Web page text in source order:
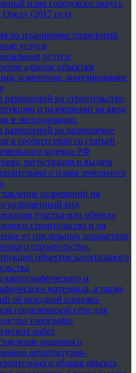
план городского округа
Орел» (2017 год)
по планировке территорий
услуги
услуги
адресов объектам
изменение, аннулирование
разрешений на строительство,
и разрешений на ввод
в эксплуатацию.
разрешений на размещение
в соответствии со статьей
кодекса РФ
регистрация и выдача
плана земельного
разрешений на
разрешенный вид
участка или объекта
строительства и на
от предельных параметров
строительства,
объектов капитального
картографического и
материала, а также
об исходной планово-
геодезической сети для
топографо-
работ
решения о
архитектурно-
облика объекта